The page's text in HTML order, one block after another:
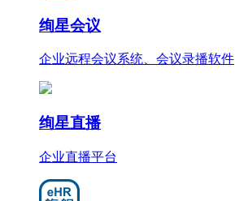
绚星会议
企业远程会议系统、会议录播软件
绚星直播
企业直播平台